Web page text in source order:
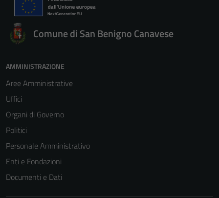
Comune di San Benigno Canavese
AMMINISTRAZIONE
Aree Amministrative
Uffici
Organi di Governo
Politici
Personale Amministrativo
Enti e Fondazioni
Documenti e Dati